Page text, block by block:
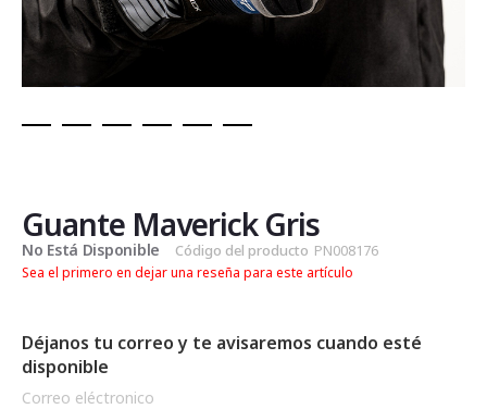
de
la
galería
de
Guante Maverick Gris
No Está Disponible Código del producto PN008176
Sea el primero en dejar una reseña para este artículo
Déjanos tu correo y te avisaremos cuando esté
disponible